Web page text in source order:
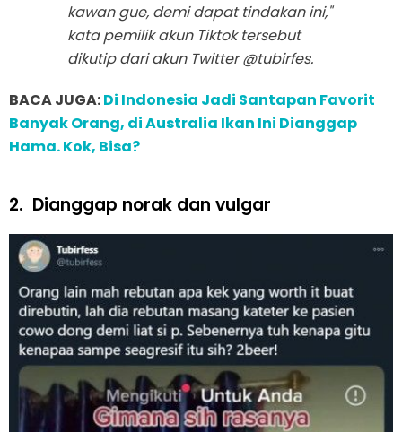
kawan gue, demi dapat tindakan ini,"
kata pemilik akun Tiktok tersebut
dikutip dari akun Twitter @tubirfes.
BACA JUGA:Di Indonesia Jadi Santapan Favorit
Banyak Orang, di Australia Ikan Ini Dianggap
Hama. Kok, Bisa?
2. Dianggap norak dan vulgar